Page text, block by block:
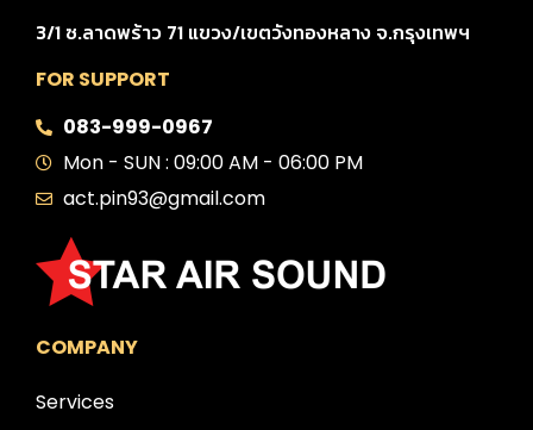
3/1 ซ.ลาดพร้าว 71 แขวง/เขตวังทองหลาง จ.กรุงเทพฯ
FOR SUPPORT
083-999-0967
Mon - SUN : 09:00 AM - 06:00 PM
act.pin93@gmail.com
COMPANY
Services